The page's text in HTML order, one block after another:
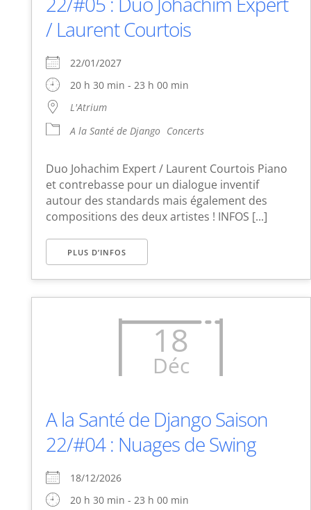
/ Laurent Courtois
22/01/2027
20 h 30 min - 23 h 00 min
L'Atrium
A la Santé de Django Concerts
Duo Johachim Expert / Laurent Courtois Piano
et contrebasse pour un dialogue inventif
autour des standards mais également des
compositions des deux artistes ! INFOS [...]
PLUS D’INFOS
18
Déc
A la Santé de Django Saison
22/#04 : Nuages de Swing
18/12/2026
20 h 30 min - 23 h 00 min